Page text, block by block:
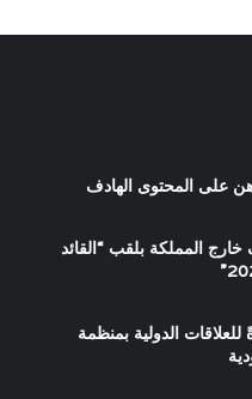
على المحتوى الهادف
خارج المملكة بلقب “القائد
الدولية بمنظمة